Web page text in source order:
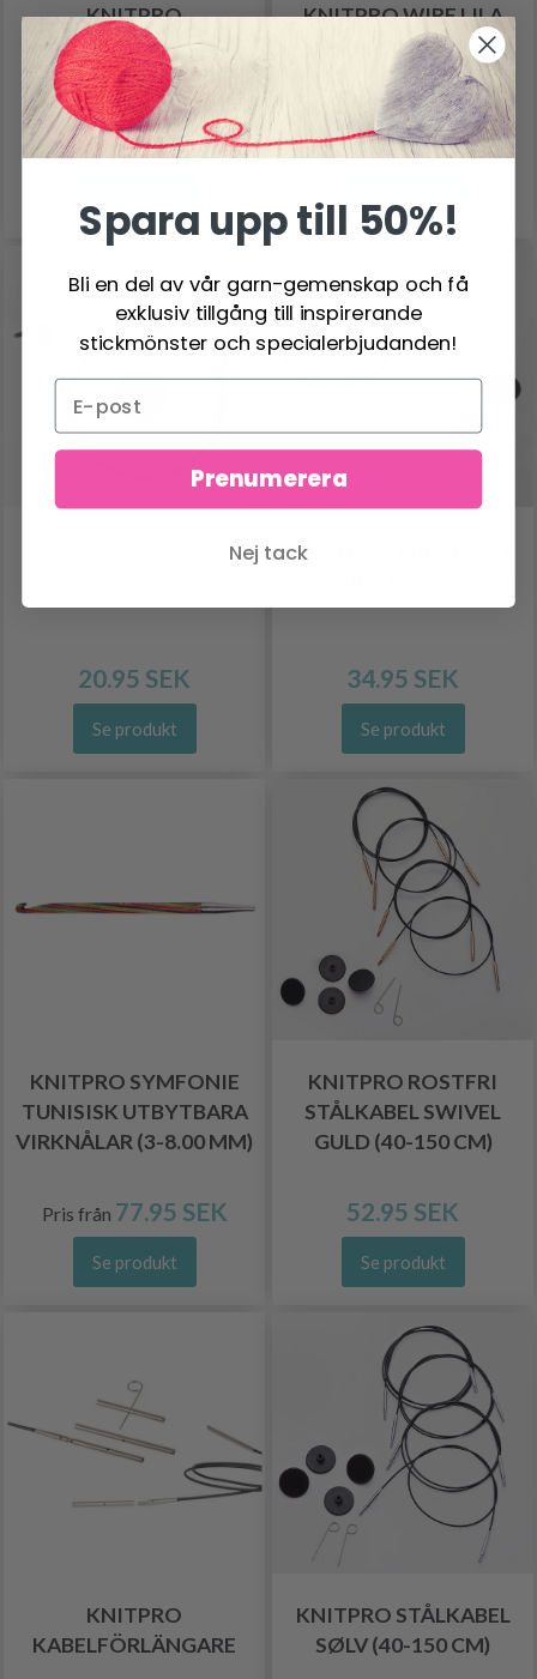
KNITPRO
NYLONKABEL, FLERA
FÄRGER (40-100 CM)
35.95 SEK
KNITPRO WIRE LILA
(40-150 CM)
34.95 SEK
DROPS WIRE (60, 80
20.95 SEK
Se produkt
KNITPRO WIRE BRUN
34.95 SEK
Se produkt
KNITPRO SYMFONIE
TUNISISK UTBYTBARA
VIRKNÅLAR (3-8.00 MM)
Pris från 77.95 SEK
Se produkt
KNITPRO ROSTFRI
STÅLKABEL SWIVEL
GULD (40-150 CM)
52.95 SEK
Se produkt
KNITPRO
KABELFÖRLÄNGARE
KNITPRO STÅLKABEL
SØLV (40-150 CM)
Spara upp till 50%!
Bli en del av vår garn-gemenskap och få
exklusiv tillgång till inspirerande
stickmönster och specialerbjudanden!
Prenumerera
Nej tack